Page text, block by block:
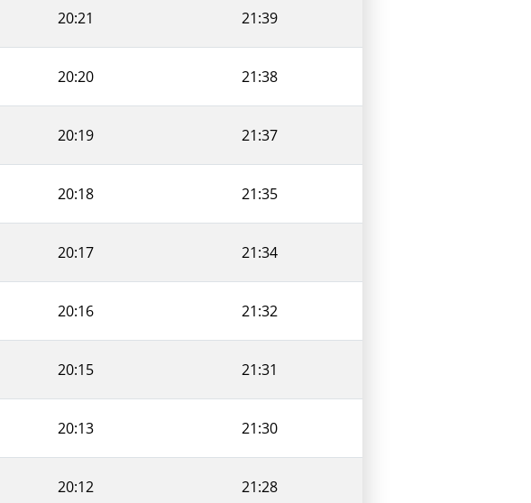
20:21 21:39
20:20 21:38
20:19 21:37
20:18 21:35
20:17 21:34
20:16 21:32
20:15 21:31
20:13 21:30
20:12 21:28